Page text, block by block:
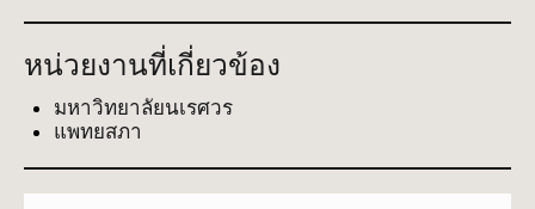
หน่วยงานที่เกี่ยวข้อง
มหาวิทยาลัยนเรศวร
แพทยสภา